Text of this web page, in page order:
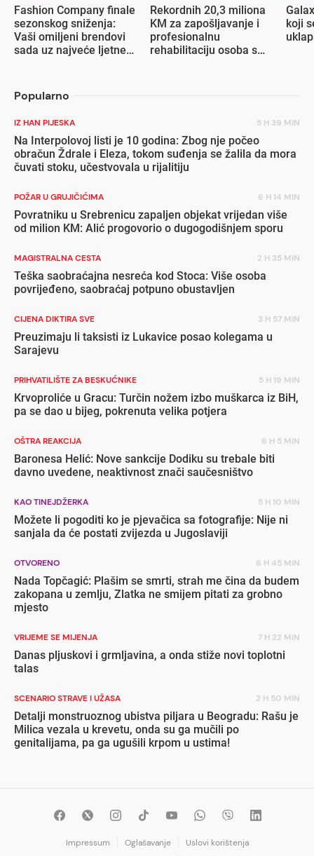
Fashion Company finale
sezonskog sniženja:
Vaši omiljeni brendovi
sada uz najveće ljetne
Rekordnih 20,3 miliona
KM za zapošljavanje i
profesionalnu
rehabilitaciju osoba s
koji
Popularno
IZ HAN PIJESKA 5 H 39 MIN
Na Interpolovoj listi je 10 godina: Zbog nje počeo
obračun Ždrale i Eleza, tokom suđenja se žalila da mora
čuvati stoku, učestvovala u rijalitiju
POŽAR U GRUJIČIĆIMA 6 H 14 MIN
Povratniku u Srebrenicu zapaljen objekat vrijedan više
od milion KM: Alić progovorio o dugogodišnjem sporu
MAGISTRALNA CESTA 2 H 35 MIN
Teška saobraćajna nesreća kod Stoca: Više osoba
povrijeđeno, saobraćaj potpuno obustavljen
CIJENA DIKTIRA SVE 3 H 57 MIN
Preuzimaju li taksisti iz Lukavice posao kolegama u
Sarajevu
PRIHVATILIŠTE ZA BESKUĆNIKE 5 H 19 MIN
Krvoproliće u Gracu: Turčin nožem izbo muškarca iz BiH,
pa se dao u bijeg, pokrenuta velika potjera
OŠTRA REAKCIJA 6 H 5 MIN
Baronesa Helić: Nove sankcije Dodiku su trebale biti
davno uvedene, neaktivnost znači saučesništvo
KAO TINEJDŽERKA 5 H 10 MIN
Možete li pogoditi ko je pjevačica sa fotografije: Nije ni
sanjala da će postati zvijezda u Jugoslaviji
OTVORENO 6 H 45 MIN
Nada Topčagić: Plašim se smrti, strah me čina da budem
zakopana u zemlju, Zlatka ne smijem pitati za grobno
mjesto
VRIJEME SE MIJENJA 7 H 22 MIN
Danas pljuskovi i grmljavina, a onda stiže novi toplotni
talas
SCENARIO STRAVE I UŽASA 2 H 50 MIN
Detalji monstruoznog ubistva piljara u Beogradu: Rašu je
Milica vezala u krevetu, onda su ga mučili po
genitalijama, pa ga ugušili krpom u ustima!
Impressum Oglašavanje
Uslovi korištenja